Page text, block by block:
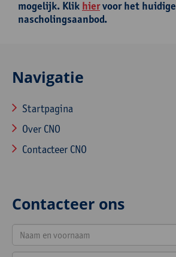
mogelijk. Klik hiervoor het huidige
nascholingsaanbod.
Navigatie
Startpagina
Over CNO
Contacteer CNO
Contacteer ons